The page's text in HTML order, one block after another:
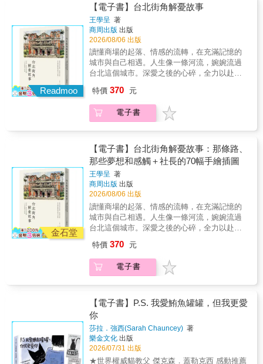
一份期盼，希望讓他的話語繼續飛翔，傳達給
更多人。 ▍ ──卡洛琳．班克勒 ━━━━․
━━━━
※※※※※※※※※※※※※※※※※※※※※※※ 這
是隱居山林的經濟學家離世前，特別交託的一
份禮物， 他用生命最後的旅程示範：如何在現
實困境中活出身心自由。 在思緒紛亂、自我懷
疑啃噬內心、需要有人提醒生命依然美好的時
刻， 為你張開溫柔的雙翼。
束17年森林僧人生活後，比約恩．納提科．林
德布勞進入個人主義當道、人人都在談論表
現、控管、競爭、看重金錢的世界，經歷身心
痛苦的他深刻體會到，我們總以為要「用力」
才能過好生活，但其實關鍵反而在「鬆手」。
＼ 張開的手 ／ ➤是可以任由念頭來來去去，鬆
開最難放下的執念 ➤是找到內心那個能安於沒
有解答的部分 ➤是全心去順應不可避免的事 ➤
是不強求「事情應該照自己想的發展」 ➤是再
也不必一直要求自己「成為快樂的人」 當你不
再用力握緊，那雙原本僵硬的拳頭才會化為承
接你的溫柔雙翼，帶你安然經歷人生風暴。 張
漸凍症這場讓他生命進入倒數的風暴時，能不
糾結於「這真不公平」、「為什麼是我」這類
的問題，甚至以日漸失控的身體，在瑞典26個
交託的文字、影音素材中，《我可能錯了》的
共同作者卡洛琳．班克勒整理出本書，為他的
人生旅程與洞見提供了更全方位的視角。書中
有安靜深長的智慧，也有幽默與人情溫暖的片
刻。你看見的，不是一個高高在上的說教者，
而是對你的焦慮不安、被自我懷疑、無價值感
Readmoo
【電子書】台北街角解憂故事
王學呈 著
商周出版 出版
2026/08/06 出版
讀懂商場的起落、情感的流轉，在充滿記憶的
城市與自己相遇。人生像一條河流，婉婉流過
台北這個城市。深愛之後的心碎，全力以赴之
流域，傾洩而出。即使青春不再，景緻依舊。
台北依然以她萬種風情，無限溫柔，對待你我
的日昇日落。讓我們對台北這座城市致謝。本
筆。全書收錄70幅社長親手繪製的水彩圖與素
描手稿──從中正區的南門市場、汀洲街、萬華
區的西門紅樓，到大同區的霞海城隍廟──他用
畫筆定格城市的萬種風情，並用真摯直白的語
言，道破人生況味與處世哲學。王社長以極具
個人風格的視角，拆解職場與人際的真實潛規
則：．職場的優雅復仇：和前東家不歡而散，
別急著在商場殺價或對簿公堂。把工作做好、
維持健康快樂，讓時間幫你淘汰對手，天道自
會展現因果。．本業才是你的本命：專注本
名度，努力成為本業前5%的高手，才是致富正
途。．八分滿哲學：凡事必須游刃有餘，八分
滿才安全。倒茶如此，經營事業亦然。不求全
遠不敗。．現代關係的「無害原則」：作者洞
察現代關係最舒適的狀態是「三低」（低姿
態、低依存、低風險），不給對方添麻煩、不
增加情緒負擔，才是成年人的體貼。本書寫給
所有在台北打拚或迷惘的人。跟著王社長的畫
筆與文字，走訪台北的大街小巷。人生的喜怒
特價 370 元
電子書
金石堂
【電子書】台北街角解憂故事：那條路、
那些夢想和感觸＋社長的70幅手繪插圖
王學呈 著
商周出版 出版
2026/08/06 出版
讀懂商場的起落、情感的流轉，在充滿記憶的
城市與自己相遇。人生像一條河流，婉婉流過
台北這個城市。深愛之後的心碎，全力以赴之
流域，傾洩而出。即使青春不再，景緻依舊。
台北依然以她萬種風情，無限溫柔，對待你我
的日昇日落。讓我們對台北這座城市致謝。本
筆。全書收錄70幅社長親手繪製的水彩圖與素
描手稿──從中正區的南門市場、汀洲街、萬華
區的西門紅樓，到大同區的霞海城隍廟──他用
畫筆定格城市的萬種風情，並用真摯直白的語
言，道破人生況味與處世哲學。王社長以極具
個人風格的視角，拆解職場與人際的真實潛規
特價 370 元
電子書
【電子書】P.S. 我愛鮪魚罐罐，但我更愛
你
莎拉．強西(Sarah Chauncey) 著
樂金文化 出版
2026/07/31 出版
★世界權威貓教父 傑克森．蓋勒克西 感動推薦